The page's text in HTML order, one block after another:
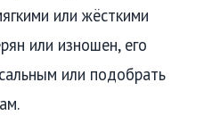
или жёсткими
или изношен, его
или подобрать